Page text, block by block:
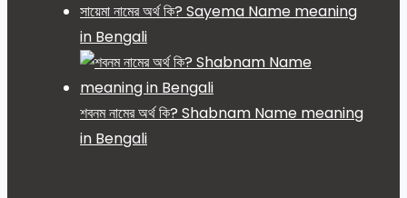
সায়েমা নামের অর্থ কি? Sayema Name meaning
in Bengali
শবনম নামের অর্থ কি? Shabnam Name meaning
in Bengali